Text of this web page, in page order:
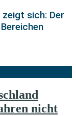
zeigt sich: Der
nicht